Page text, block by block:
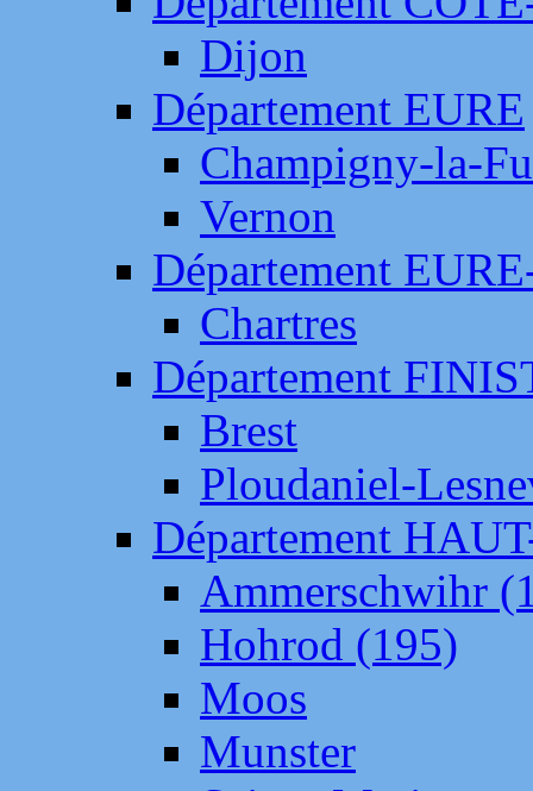
Dijon
Département EURE
Champigny-la-
Vernon
Département
Chartres
Département
Brest
Ploudaniel-
Département
Ammerschwihr
Hohrod (195)
Moos
Munster